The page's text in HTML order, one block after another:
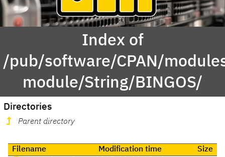
Index of
/pub/software/CPAN/
module/String/BINGOS/
Directories
Parent directory
Filename Modification time
Size